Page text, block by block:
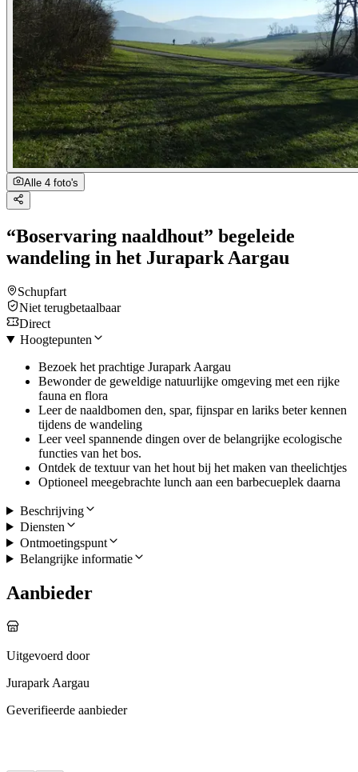
Alle 4 foto's
“Boservaring naaldhout” begeleide
wandeling in het Jurapark Aargau
Schupfart
Niet terugbetaalbaar
Direct
Hoogtepunten
Bezoek het prachtige Jurapark Aargau
Bewonder de geweldige natuurlijke omgeving met een rijke
fauna en flora
Leer de naaldbomen den, spar, fijnspar en lariks beter kennen
tijdens de wandeling
Leer veel spannende dingen over de belangrijke ecologische
functies van het bos.
Ontdek de textuur van het hout bij het maken van theelichtjes
Optioneel meegebrachte lunch aan een barbecueplek daarna
Beschrijving
Diensten
Ontmoetingspunt
Belangrijke informatie
Aanbieder
Uitgevoerd door
Jurapark Aargau
Geverifieerde aanbieder